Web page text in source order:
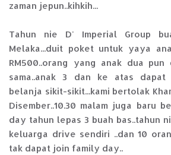
zaman jepun..kihkih...
Tahun nie D' Imperial Group
Melaka...duit poket untuk yaya
RM500..orang yang anak dua
sama..anak 3 dan ke atas dapat
belanja sikit-sikit...kami bertolak
Disember..10.30 malam juga baru
day tahun lepas 3 buah bas..tahun
keluarga drive sendiri ..dan 10
tak dapat join family day..